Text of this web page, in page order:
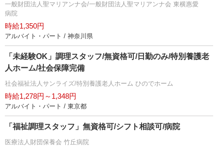
一般財団法人聖マリアンナ会/一般財団法人聖マリアンナ会 東横惠愛
病院
時給1,350円
アルバイト・パート / 神奈川県
「未経験OK」調理スタッフ/無資格可/日勤のみ/特別養護老
人ホーム/社会保障完備
社会福祉法人サンライズ/特別養護老人ホーム ひのでホーム
時給1,278円～1,348円
アルバイト・パート / 東京都
「福祉調理スタッフ」無資格可/シフト相談可/病院
医療法人財団保養会 竹丘病院